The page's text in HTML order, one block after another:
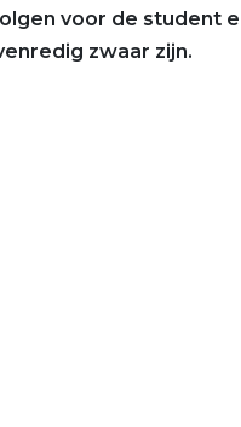
voor de student
zwaar zijn.